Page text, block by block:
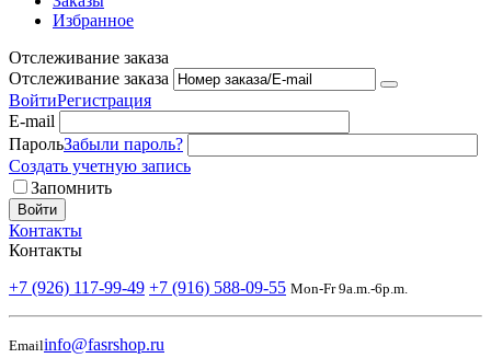
Избранное
Отслеживание заказа
Отслеживание заказа
ВойтиРегистрация
E-mail
ПарольЗабыли пароль?
Создать учетную запись
Запомнить
Войти
Контакты
Контакты
+7 (926) 117-99-49 +7 (916) 588-09-55 Mon-Fr 9a.m.-6p.m.
Emailinfo@fasrshop.ru